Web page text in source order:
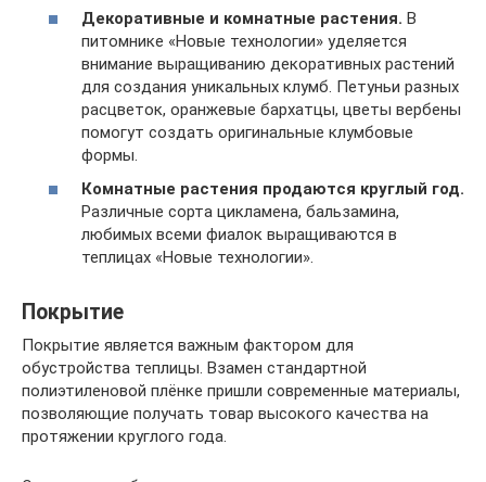
Декоративные и комнатные растения. В
питомнике «Новые технологии» уделяется
внимание выращиванию декоративных растений
для создания уникальных клумб. Петуньи разных
расцветок, оранжевые бархатцы, цветы вербены
помогут создать оригинальные клумбовые
формы.
Комнатные растения продаются круглый год.
Различные сорта цикламена, бальзамина,
любимых всеми фиалок выращиваются в
теплицах «Новые технологии».
Покрытие
Покрытие является важным фактором для
обустройства теплицы. Взамен стандартной
полиэтиленовой плёнке пришли современные материалы,
позволяющие получать товар высокого качества на
протяжении круглого года.